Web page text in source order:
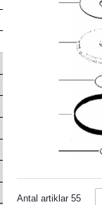
Antal artiklar55